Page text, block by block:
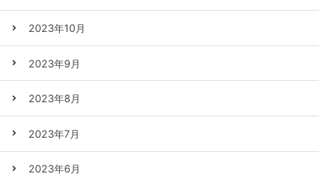
2023年10月
2023年9月
2023年8月
2023年7月
2023年6月